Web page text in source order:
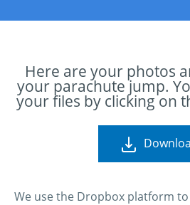
Here are your photos
your parachute jump.
your files by clicking on
We use the Dropbox platform